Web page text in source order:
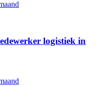
logistiek in